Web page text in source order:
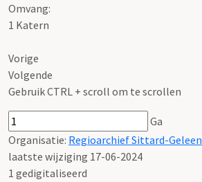
Omvang:
1 Katern
Vorige
Volgende
Gebruik CTRL + scroll om te scrollen
Ga
Organisatie: Regioarchief Sittard-Geleen
laatste wijziging 17-06-2024
1 gedigitaliseerd